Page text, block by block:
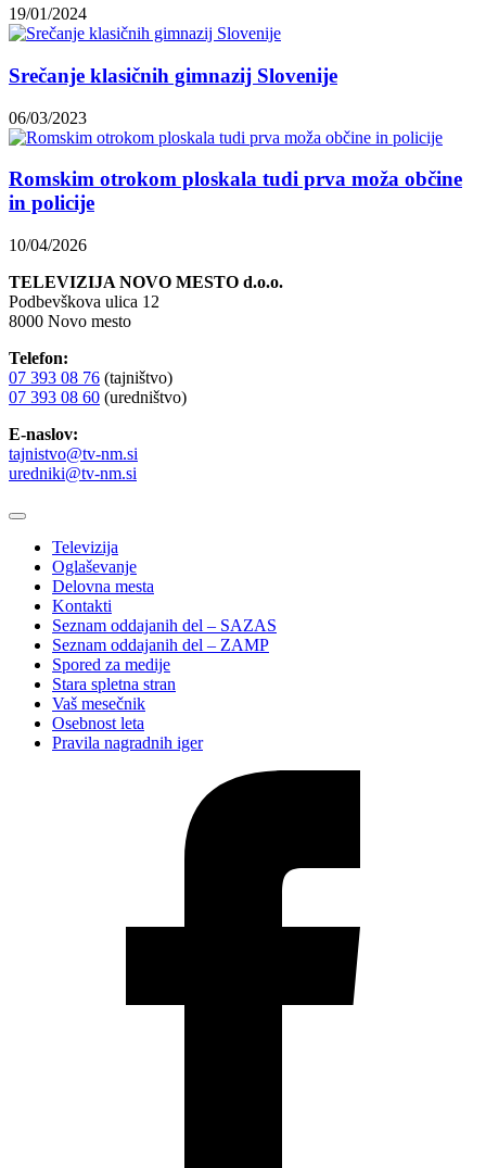
19/01/2024
Srečanje klasičnih gimnazij Slovenije
06/03/2023
Romskim otrokom ploskala tudi prva moža občine
in policije
10/04/2026
TELEVIZIJA NOVO MESTO d.o.o.
Podbevškova ulica 12
8000 Novo mesto
Telefon:
07 393 08 76 (tajništvo)
07 393 08 60 (uredništvo)
E-naslov:
tajnistvo@tv-nm.si
uredniki@tv-nm.si
Televizija
Oglaševanje
Delovna mesta
Kontakti
Seznam oddajanih del – SAZAS
Seznam oddajanih del – ZAMP
Spored za medije
Stara spletna stran
Vaš mesečnik
Osebnost leta
Pravila nagradnih iger